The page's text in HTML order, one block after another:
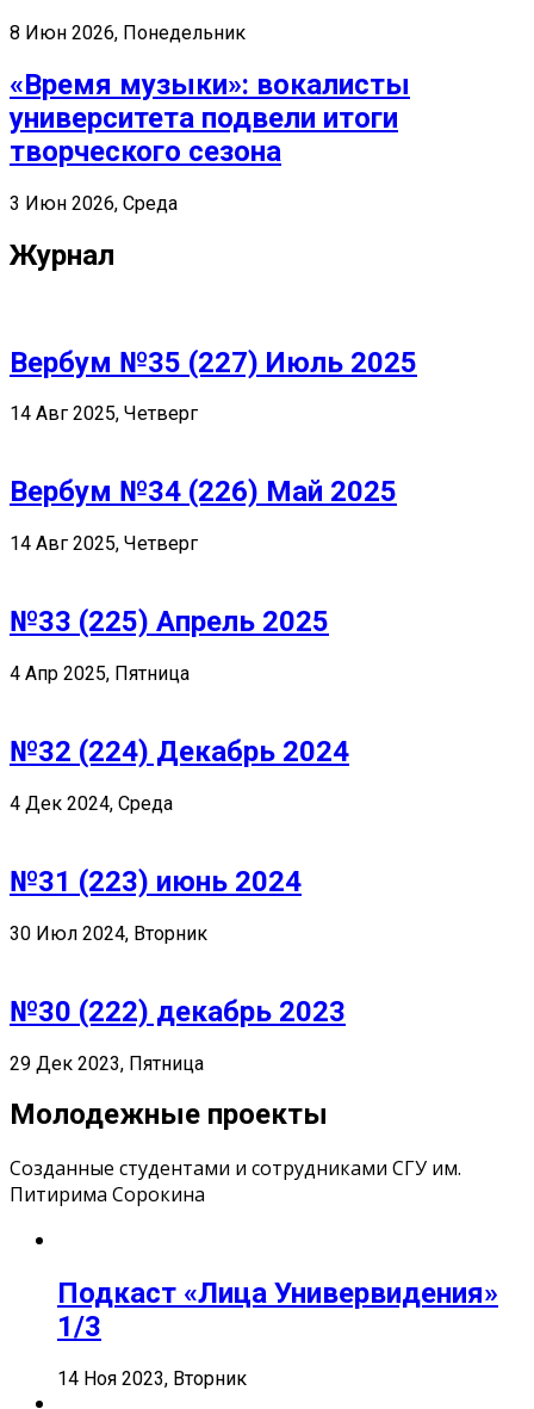
8 Июн 2026, Понедельник
«Время музыки»: вокалисты
университета подвели итоги
творческого сезона
3 Июн 2026, Среда
Журнал
Вербум №35 (227) Июль 2025
14 Авг 2025, Четверг
Вербум №34 (226) Май 2025
14 Авг 2025, Четверг
№33 (225) Апрель 2025
4 Апр 2025, Пятница
№32 (224) Декабрь 2024
4 Дек 2024, Среда
№31 (223) июнь 2024
30 Июл 2024, Вторник
№30 (222) декабрь 2023
29 Дек 2023, Пятница
Молодежные проекты
Созданные студентами и сотрудниками СГУ им.
Питирима Сорокина
Подкаст «Лица Универвидения»
1/3
14 Ноя 2023, Вторник